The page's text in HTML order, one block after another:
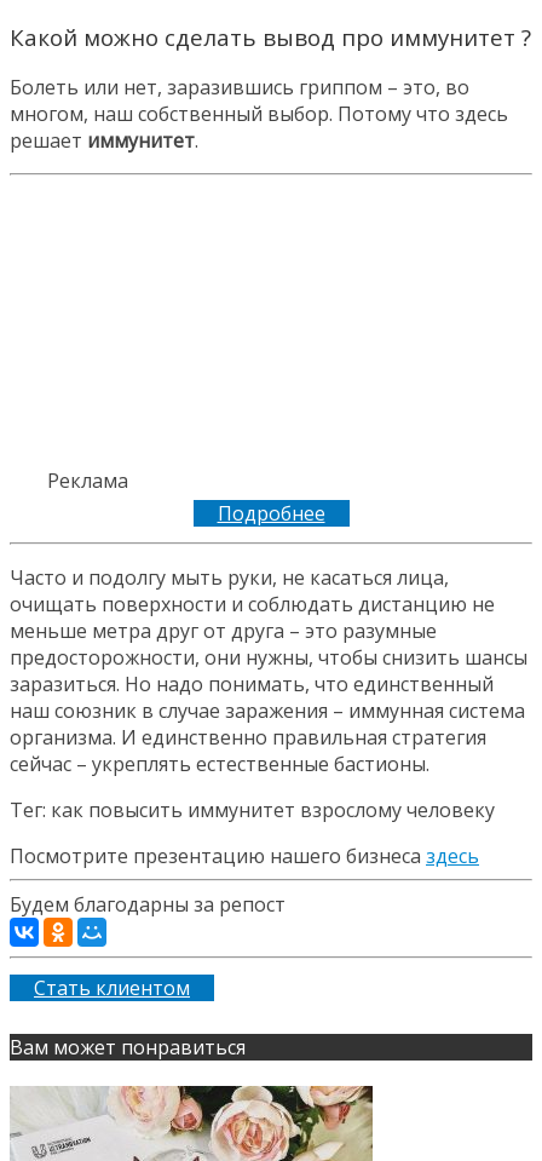
Какой можно сделать вывод про иммунитет ?
Болеть или нет, заразившись гриппом – это, во
многом, наш собственный выбор. Потому что здесь
решает иммунитет.
Реклама
Подробнее
Часто и подолгу мыть руки, не касаться лица,
очищать поверхности и соблюдать дистанцию не
меньше метра друг от друга – это разумные
предосторожности, они нужны, чтобы снизить шансы
заразиться. Но надо понимать, что единственный
наш союзник в случае заражения – иммунная система
организма. И единственно правильная стратегия
сейчас – укреплять естественные бастионы.
Тег: как повысить иммунитет взрослому человеку
Посмотрите презентацию нашего бизнеса здесь
Будем благодарны за репост
Стать клиентом
Вам может понравиться